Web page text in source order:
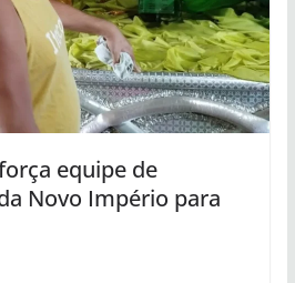
equipe de
Novo Império para